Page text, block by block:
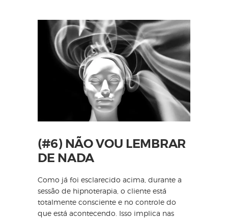
(#6) NÃO VOU LEMBRAR
DE NADA
Como já foi esclarecido acima, durante a
sessão de hipnoterapia, o cliente está
totalmente consciente e no controle do
que está acontecendo. Isso implica nas